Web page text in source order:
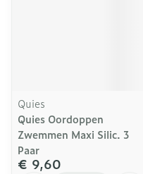
Quies
Quies Oordoppen
Zwemmen Maxi Silic. 3
Paar
€ 9,60